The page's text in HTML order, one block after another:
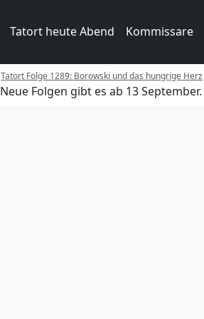
Tatort heute Abend Kommissare
Tatort Folge 1289: Borowski und das hungrige Herz
Neue Folgen gibt es ab 13 September.